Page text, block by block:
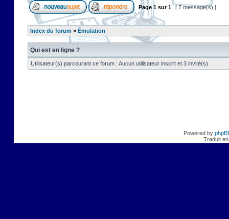
Page 1 sur1 [ 7 message(s) ]
Index du forum » Émulation
Qui est en ligne ?
Utilisateur(s) parcourant ce forum : Aucun utilisateur inscrit et 3 invité(s)
Powered by
Traduit